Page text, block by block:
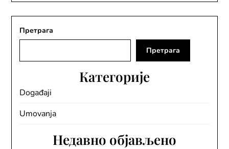
Претрага
Претрага
Категорије
Događaji
Umovanja
Недавно објављено